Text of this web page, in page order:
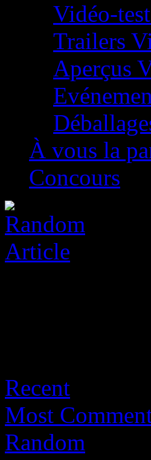
Vidéo-
Trailers
Aperçus
À vous la
Concours
Recent
Most
Random